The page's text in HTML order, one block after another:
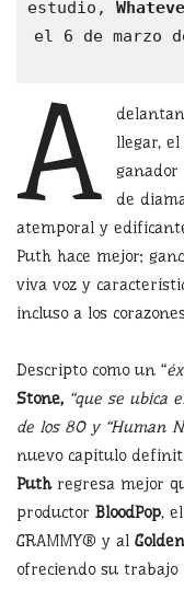
estudio,
el 6 de marzo
A
llegar,
de
atemporal y
Puth hace mejor:
viva voz y
incluso a los
Descripto como un “
Stone, “que se ubica
de los 80 y “Human
nuevo capítulo
Puthregresa mejor
productor BloodPop,
GRAMMY® y al
ofreciendo su trabajo